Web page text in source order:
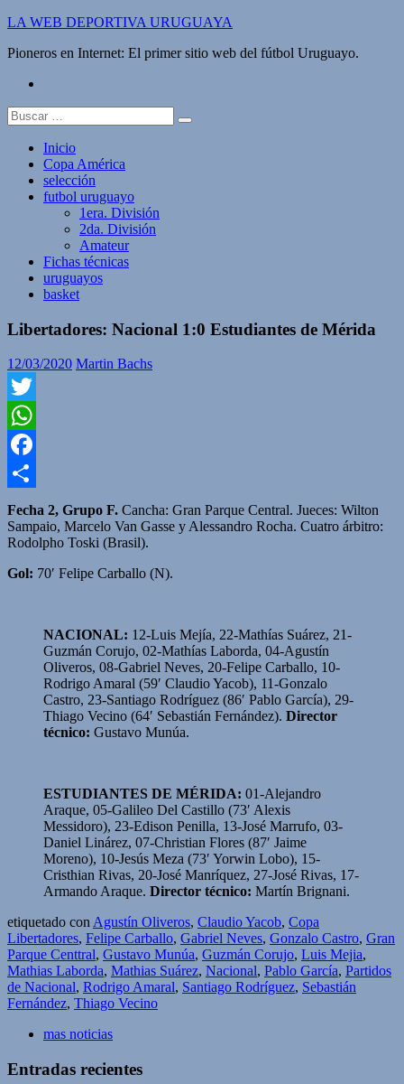
Saltar
contenido
LA WEB DEPORTIVA URUGUAYA
Pioneros en Internet: El primer sitio web del fútbol Uruguayo.
Buscar:
Inicio
Copa América
selección
futbol uruguayo
1era. División
2da. División
Amateur
Fichas técnicas
uruguayos
basket
Libertadores: Nacional 1:0 Estudiantes de Mérida
12/03/2020 Martin Bachs
Twitter
WhatsApp
Facebook
Compartir
Fecha 2, Grupo F. Cancha: Gran Parque Central. Jueces: Wilton
Sampaio, Marcelo Van Gasse y Alessandro Rocha. Cuatro árbitro:
Rodolpho Toski (Brasil).
Gol: 70′ Felipe Carballo (N).
NACIONAL: 12-Luis Mejía, 22-Mathías Suárez, 21-
Guzmán Corujo, 02-Mathías Laborda, 04-Agustín
Oliveros, 08-Gabriel Neves, 20-Felipe Carballo, 10-
Rodrigo Amaral (59′ Claudio Yacob), 11-Gonzalo
Castro, 23-Santiago Rodríguez (86′ Pablo García), 29-
Thiago Vecino (64′ Sebastián Fernández). Director
técnico: Gustavo Munúa.
ESTUDIANTES DE MÉRIDA: 01-Alejandro
Araque, 05-Galileo Del Castillo (73′ Alexis
Messidoro), 23-Edison Penilla, 13-José Marrufo, 03-
Daniel Linárez, 07-Christian Flores (87′ Jaime
Moreno), 10-Jesús Meza (73′ Yorwin Lobo), 15-
Cristhian Rivas, 20-José Manríquez, 27-José Rivas, 17-
Armando Araque. Director técnico: Martín Brignani.
etiquetado conAgustín Oliveros, Claudio Yacob, Copa
Libertadores, Felipe Carballo, Gabriel Neves, Gonzalo Castro, Gran
Parque Centtral, Gustavo Munúa, Guzmán Corujo, Luis Mejia,
Mathias Laborda, Mathias Suárez, Nacional, Pablo García, Partidos
de Nacional, Rodrigo Amaral, Santiago Rodríguez, Sebastián
Fernández, Thiago Vecino
mas noticias
Entradas recientes